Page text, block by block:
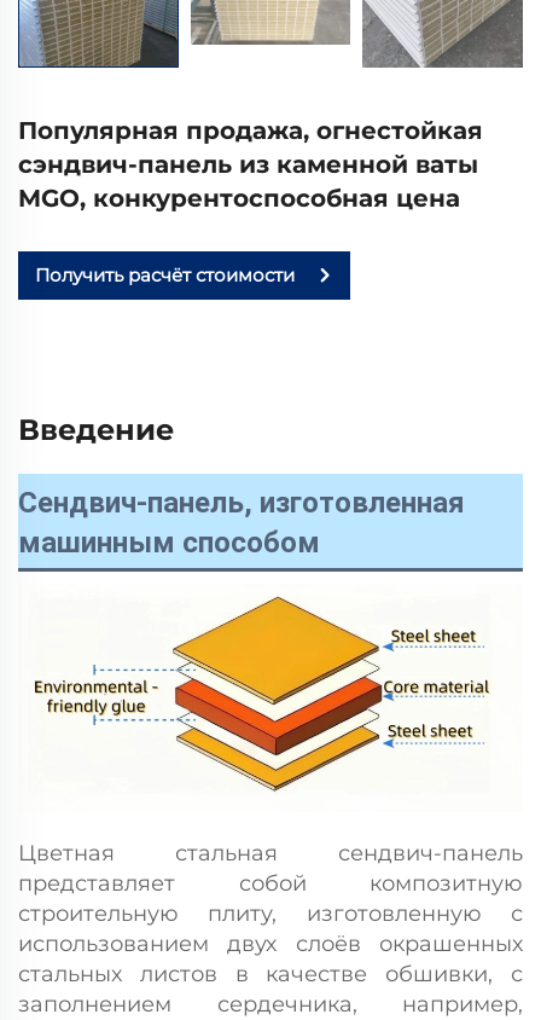
Популярная продажа, огнестойкая
сэндвич-панель из каменной ваты
MGO, конкурентоспособная цена
Получить расчёт стоимости
Введение
Сендвич-панель, изготовленная
машинным способом
Цветная стальная сендвич-панель
представляет собой композитную
строительную плиту, изготовленную с
использованием двух слоёв окрашенных
стальных листов в качестве обшивки, с
заполнением сердечника, например,